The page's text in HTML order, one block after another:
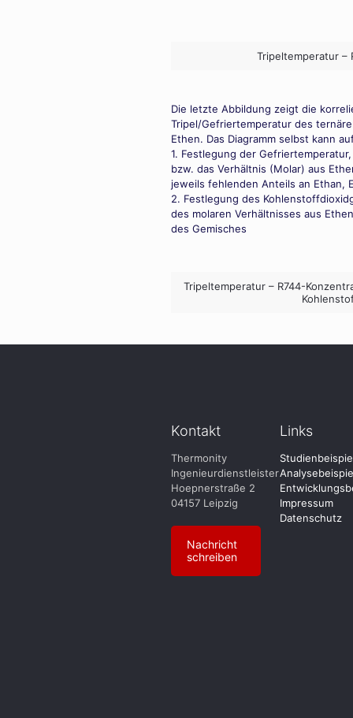
Tripeltemperatur –
Die letzte Abbildung zeigt die
Tripel/Gefriertemperatur des
Ethen. Das Diagramm selbst kann
1. Festlegung der
bzw. das Verhältnis (Molar) aus
jeweils fehlenden Anteils an Ethan,
2. Festlegung des
des molaren Verhältnisses aus
des Gemisches
Tripeltemperatur – R744-
Kontakt
Thermonity
Ingenieurdienstleister
Hoepnerstraße 2
04157 Leipzig
Nachricht
schreiben
Links
Impressum
Datenschutz